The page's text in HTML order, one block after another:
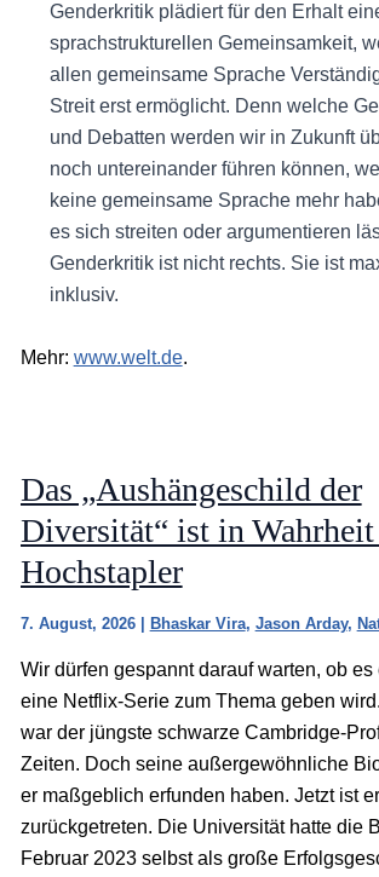
Genderkritik plädiert für den Erhalt
sprachstrukturellen Gemeinsamkeit,
allen gemeinsame Sprache
Streit erst ermöglicht. Denn welche
und Debatten werden wir in Zukunft
noch untereinander führen können,
keine gemeinsame Sprache mehr
es sich streiten oder argumentieren
Genderkritik ist nicht rechts. Sie ist
inklusiv.
Mehr: www.welt.de.
Das „Aushängeschild der
Diversität“ ist in
Hochstapler
7. August, 2026 | Bhaskar Vira, Jason Arday,
Wir dürfen gespannt darauf warten, ob es
eine Netflix-Serie zum Thema geben
war der jüngste schwarze Cambridge-
Zeiten. Doch seine außergewöhnliche
er maßgeblich erfunden haben. Jetzt ist er
zurückgetreten. Die Universität hatte die
Februar 2023 selbst als große